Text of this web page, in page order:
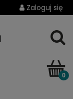
Zaloguj się